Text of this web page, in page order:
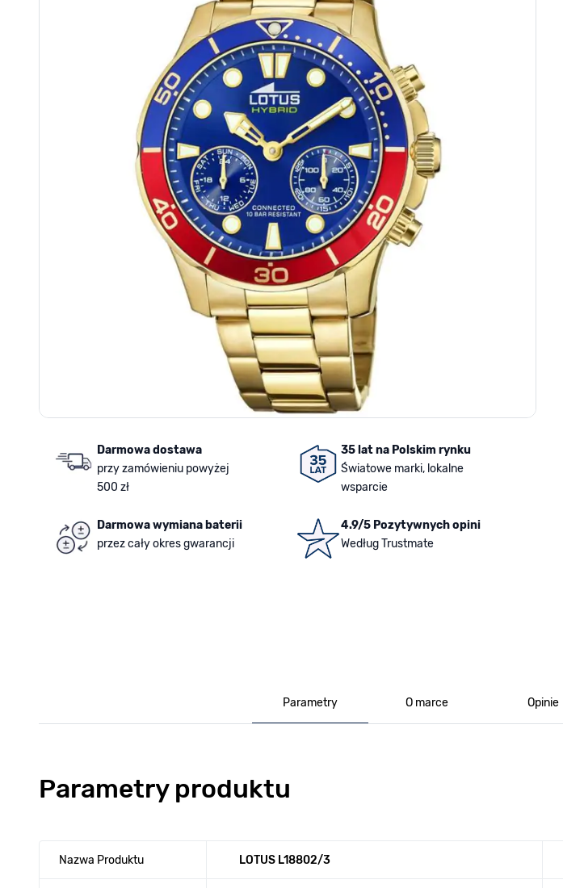
Darmowa dostawa
przy zamówieniu powyżej
500 zł
35 lat na Polskim rynku
Światowe marki, lokalne
wsparcie
Darmowa wymiana baterii
przez cały okres gwarancji
4.9/5 Pozytywnych opini
Według Trustmate
Parametry O marce Opinie
Parametry produktu
Nazwa Produktu LOTUS L18802/3